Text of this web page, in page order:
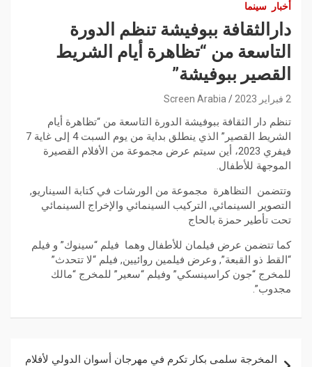
أخبار سينما
دارالثقافة ببوفيشة تنظم الدورة
التاسعة من “تظاهرة أيام الشريط
القصير ببوفيشة”
2 فبراير 2023 Screen Arabia
تنظم دار الثقافة ببوفيشة الدورة التاسعة من “تظاهرة أيام
الشريط القصير” الذي ينطلق بداية من يوم السبت 4 إلى غاية 7
فيفري 2023، أين سيتم عرض مجموعة من الأفلام القصيرة
الموجهة للأطفال.
وتتضمن التظاهرة مجموعة من الورشات في كتابة السيناريو,
التصوير السينمائي, التركيب السينمائي والإخراج السينمائي
تحت تأطير حمزة بالحاج
كما تتضمن عرض فيلمان للأطفال وهما فيلم “سينوك” و فيلم
“القط ذو القبعة”, وعرض فيلمين روائيين, فيلم “لا تتحدث”
للمخرج “جون كراسينسكي” وفيلم “سعير” للمخرج “مالك
مجدوب”.
المخرجة سلمى بكار تكرم في مهرجان أسوان الدولي لأفلام